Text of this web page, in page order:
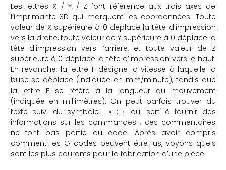
Les lettres X / Y / Z font référence aux trois axes de
l’imprimante 3D qui marquent les coordonnées. Toute
valeur de X supérieure à 0 déplace la tête d’impression
vers la droite, toute valeur de Y supérieure à 0 déplace la
tête d’impression vers l’arrière, et toute valeur de Z
supérieure à 0 déplace la tête d’impression vers le haut.
En revanche, la lettre F désigne la vitesse à laquelle la
buse se déplace (indiquée en mm/minute), tandis que
la lettre E se réfère à la longueur du mouvement
(indiquée en millimètres). On peut parfois trouver du
texte suivi du symbole » ; » qui sert à fournir des
informations sur les commandes ; ces commentaires
ne font pas partie du code. Après avoir compris
comment les G-codes peuvent être lus, voyons quels
sont les plus courants pour la fabrication d’une pièce.